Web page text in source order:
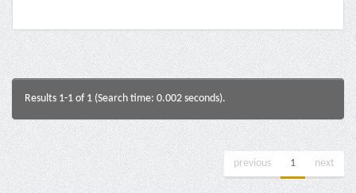
Results 1-1 of 1 (Search time: 0.002 seconds).
previous 1 next